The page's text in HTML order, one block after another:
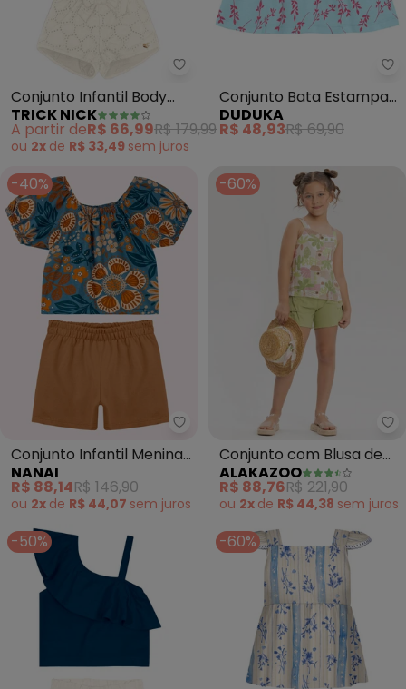
Trick Nick - Conjunto Infantil
Conjunto Infantil Body
com Shorts (Azul)
TRICK NICK
A partir deR$ 66,99R$ 179,99
ou 2x de R$ 33,49 sem juros
Conjunto Bata Estampa
Folhas e Short (Azul)
DUDUKA
R$ 48,93R$ 69,90
-40%
Nanai - Conjunto Infantil
Conjunto Infantil Menina
Flores (Azul)
NANAI
R$ 88,14R$ 146,90
ou 2x de R$ 44,07 sem juros
-60%
Conjunto com Blusa de
Alças e Shorts (Branco)
ALAKAZOO
R$ 88,76R$ 221,90
ou 2x de R$ 44,38 sem juros
-50% -60%